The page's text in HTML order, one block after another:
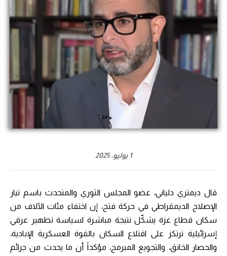
1 يوليو، 2025
قال ديمتري دلياني، عضو المجلس الثوري والمتحدث باسم تيار
الإصلاح الديمقراطي في حركة فتح، إن اختفاء مئات الآلاف من
سكان قطاع غزة يشكّل نتيجة مباشرة لسياسة تطهير عرقي
إسرائيلية ترتكز على اقتلاع السكان بالقوة العسكرية الإبادية،
والحصار الخانق، والتجويع المبرمج، مؤكداً أن ما يحدث من جرائم